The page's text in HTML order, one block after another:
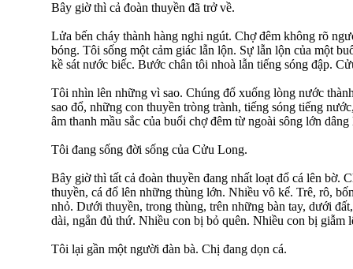
Bây giờ thì cả đoàn thuyền đã trở về.
Lửa bến cháy thành hàng nghi ngút. Chợ đêm không rõ
bóng. Tôi sống một cảm giác lẫn lộn. Sự lẫn lộn của một
kề sát nước biếc. Bước chân tôi nhoà lẫn tiếng sóng đập.
Tôi nhìn lên những vì sao. Chúng đổ xuống lòng nước
sao đổ, những con thuyền tròng trành, tiếng sóng tiếng
âm thanh mầu sắc của buổi chợ đêm từ ngoài sông lớn
Tôi đang sống đời sống của Cửu Long.
Bây giờ thì tất cả đoàn thuyền đang nhất loạt đổ cá lên bờ.
thuyền, cá đổ lên những thùng lớn. Nhiều vô kể. Trê, rô,
nhỏ. Dưới thuyền, trong thùng, trên những bàn tay, dưới
dài, ngắn đủ thứ. Nhiều con bị bỏ quên. Nhiều con bị giẫm
Tôi lại gần một người đàn bà. Chị đang dọn cá.